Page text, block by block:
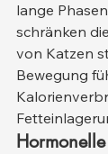
lange
schränken
von Katzen
Bewegung